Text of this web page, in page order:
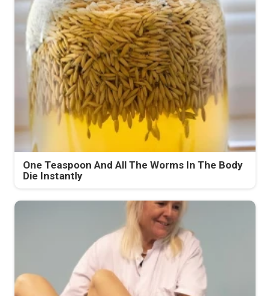
One Teaspoon And All The Worms In The Body
Die Instantly